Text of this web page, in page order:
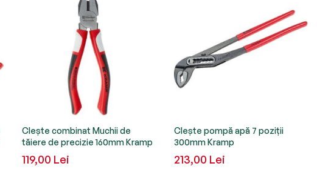
Clește combinat Muchii de
tăiere de precizie 160mm Kramp
119,00 Lei
Clește pompă apă 7 poziții
300mm Kramp
213,00 Lei